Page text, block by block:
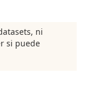
ni
si puede